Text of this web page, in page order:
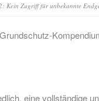
Kein Zugriff für unbekannte
eine vollständige